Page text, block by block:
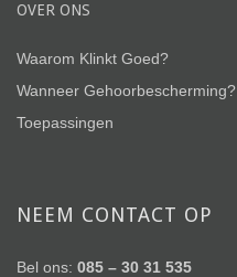
OVER ONS
Waarom Klinkt Goed?
Wanneer Gehoorbescherming?
Toepassingen
NEEM CONTACT OP
Bel ons: 085 – 30 31 535